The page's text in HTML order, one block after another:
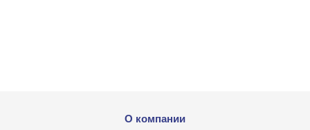
О компании